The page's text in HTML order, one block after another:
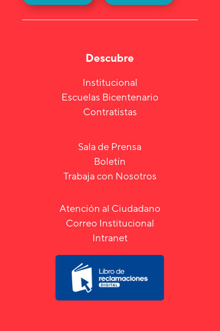
Descubre
Institucional
Escuelas Bicentenario
Contratistas
Sala de Prensa
Boletín
Trabaja con Nosotros
Atención al Ciudadano
Correo Institucional
Intranet